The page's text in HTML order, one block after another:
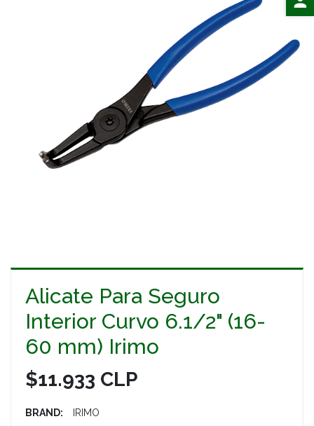
Alicate Para Seguro
Interior Curvo 6.1/2" (16-
60 mm) Irimo
$11.933 CLP
BRAND: IRIMO